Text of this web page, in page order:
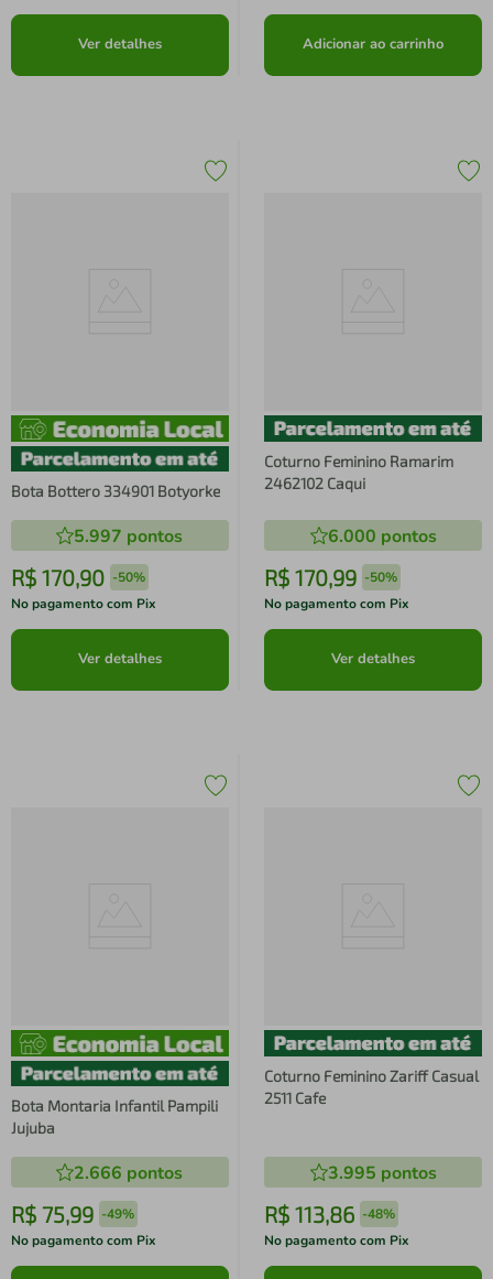
Ver detalhes Adicionar ao carrinho
Bota Bottero 334901 Botyorke
5.997 pontos
R$ 170,90 -50%
No pagamento com Pix
Ver detalhes
Coturno Feminino Ramarim
2462102 Caqui
6.000 pontos
R$ 170,99 -50%
No pagamento com Pix
Ver detalhes
Bota Montaria Infantil Pampili
Jujuba
2.666 pontos
R$ 75,99 -49%
No pagamento com Pix
Coturno Feminino Zariff Casual
2511 Cafe
3.995 pontos
R$ 113,86 -48%
No pagamento com Pix